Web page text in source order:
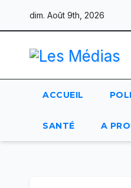
dim. Août 9th, 2026
ACCUEIL
SANTÉ A